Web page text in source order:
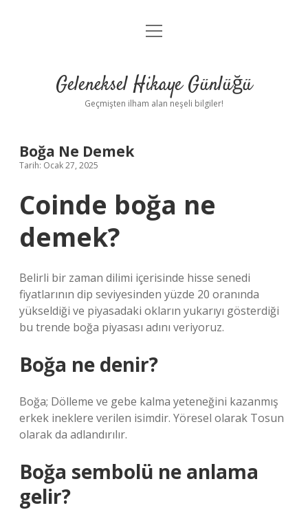
Anasayfa
Yasal Uyarı
menüyü
Geleneksel Hikaye Günlüğü
Geçmişten ilham alan neşeli bilgiler!
Boğa Ne Demek
Tarih: Ocak 27, 2025
Coinde boğa ne
demek?
Belirli bir zaman dilimi içerisinde hisse senedi
fiyatlarının dip seviyesinden yüzde 20 oranında
yükseldiği ve piyasadaki okların yukarıyı gösterdiği
bu trende boğa piyasası adını veriyoruz.
Boğa ne denir?
Boğa; Dölleme ve gebe kalma yeteneğini kazanmış
erkek ineklere verilen isimdir. Yöresel olarak Tosun
olarak da adlandırılır.
Boğa sembolü ne anlama
gelir?